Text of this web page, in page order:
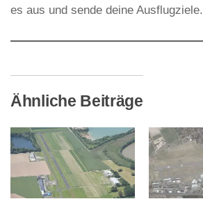
es aus und sende deine Ausflugziele.
Ähnliche Beiträge